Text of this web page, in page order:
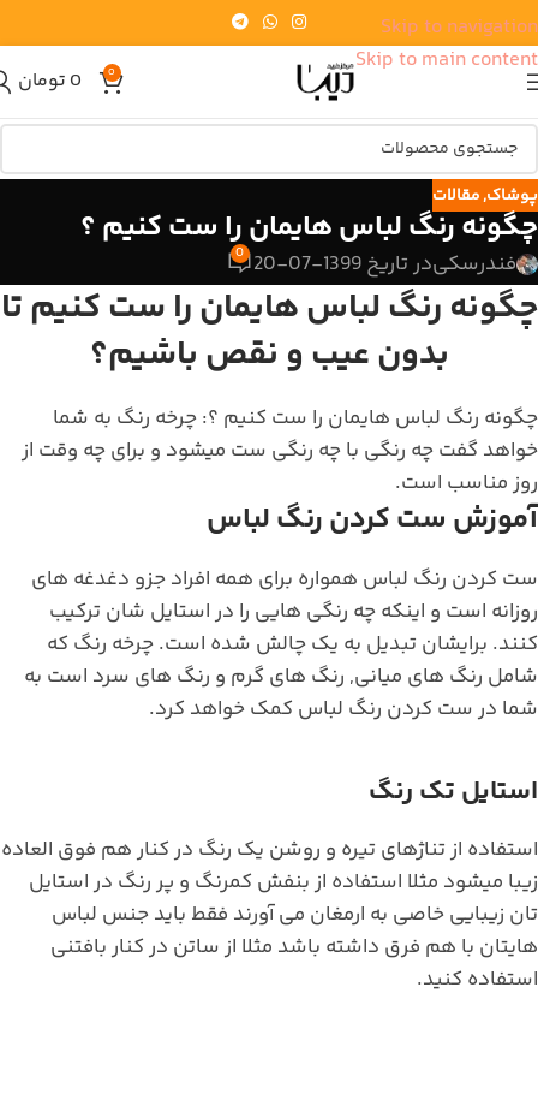
Skip to navigation
Skip to main content
0
0 تومان
پوشاک,مقالات
چگونه رنگ لباس هایمان را ست کنیم ؟
فندرسکیدر تاریخ 1399-07-20 0
چگونه رنگ لباس هایمان را ست کنیم تا
بدون عیب و نقص باشیم؟
چگونه رنگ لباس هایمان را ست کنیم ؟: چرخه رنگ به شما
خواهد گفت چه رنگی با چه رنگی ست میشود و برای چه وقت از
روز مناسب است.
آموزش ست کردن رنگ لباس
ست کردن رنگ لباس همواره برای همه افراد جزو دغدغه های
روزانه است و اینکه چه رنگی هایی را در استایل شان ترکیب
کنند. برایشان تبدیل به یک چالش شده است. چرخه رنگ که
شامل رنگ های میانی, رنگ های گرم و رنگ های سرد است به
شما در ست کردن رنگ لباس کمک خواهد کرد.
استایل تک رنگ
استفاده از تناژهای تیره و روشن یک رنگ در کنار هم فوق العاده
زیبا میشود مثلا استفاده از بنفش کمرنگ و پر رنگ در استایل
تان زیبایی خاصی به ارمغان می آورند فقط باید جنس لباس
هایتان با هم فرق داشته باشد مثلا از ساتن در کنار بافتنی
استفاده کنید.